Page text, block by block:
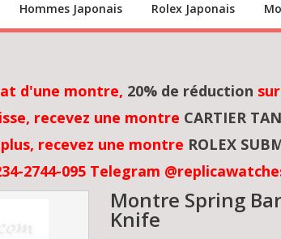
Hommes Japonais Rolex Japonais
d'une montre, 20% de réduction
recevez une montre CARTIER
recevez une montre ROLEX
2744-095 Telegram
Montre Spring
Knife